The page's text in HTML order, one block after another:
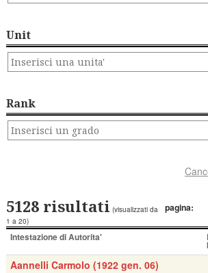
Unit
Rank
pagina:
5128 risultati (visualizzati da
1 a 20)
Intestazione di Autorita'
Aannelli Carmolo (1922 gen. 06)